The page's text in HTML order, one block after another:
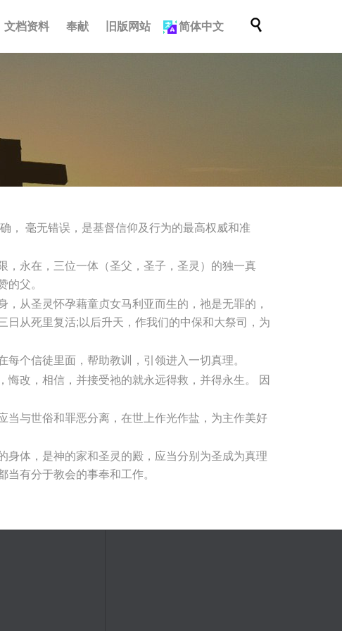
内
文档资料 奉献 旧版网站 简体中文 
， 毫无错误，是基督信仰及行为的最高权威和准
，永在，三位一体（圣父，圣子，圣灵）的独一真
的父。
从圣灵怀孕藉童贞女马利亚而生的，祂是无罪的，
从死里复活;以后升天，作我们的中保和大祭司，为
个信徒里面，帮助教训，引领进入一切真理。
改，相信，并接受祂的就永远得救，并得永生。 因
当与世俗和罪恶分离，在世上作光作盐，为主作美好
体，是神的家和圣灵的殿，应当分别为圣成为真理
有分于教会的事奉和工作。